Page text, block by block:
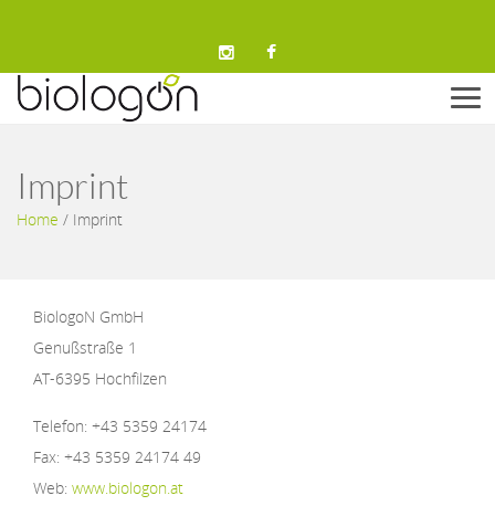
Imprint
Home / Imprint
BiologoN GmbH
Genußstraße 1
AT-6395 Hochfilzen
Telefon: +43 5359 24174
Fax: +43 5359 24174 49
Web: www.biologon.at